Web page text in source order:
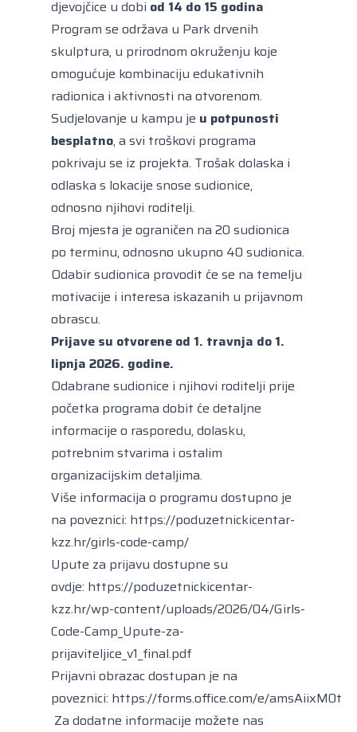
djevojčice u dobi od 14 do 15 godina
Program se održava u Park drvenih
skulptura, u prirodnom okruženju koje
omogućuje kombinaciju edukativnih
radionica i aktivnosti na otvorenom.
Sudjelovanje u kampu je u potpunosti
besplatno, a svi troškovi programa
pokrivaju se iz projekta. Trošak dolaska i
odlaska s lokacije snose sudionice,
odnosno njihovi roditelji.
Broj mjesta je ograničen na 20 sudionica
po terminu, odnosno ukupno 40 sudionica.
Odabir sudionica provodit će se na temelju
motivacije i interesa iskazanih u prijavnom
obrascu.
Prijave su otvorene od 1. travnja do 1.
lipnja 2026. godine.
Odabrane sudionice i njihovi roditelji prije
početka programa dobit će detaljne
informacije o rasporedu, dolasku,
potrebnim stvarima i ostalim
organizacijskim detaljima.
Više informacija o programu dostupno je
na poveznici: https://poduzetnickicentar-
kzz.hr/girls-code-camp/
Upute za prijavu dostupne su
ovdje: https://poduzetnickicentar-
kzz.hr/wp-content/uploads/2026/04/Girls-
Code-Camp_Upute-za-
prijaviteljice_v1_final.pdf
Prijavni obrazac dostupan je na
poveznici: https://forms.office.com/e/amsAiixM0t
Za dodatne informacije možete nas